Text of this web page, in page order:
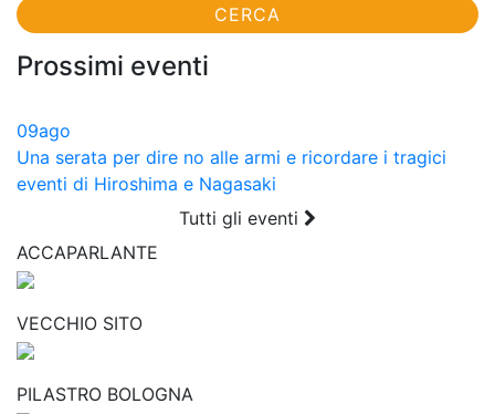
Prossimi eventi
09ago
Una serata per dire no alle armi e ricordare i tragici
eventi di Hiroshima e Nagasaki
Tutti gli eventi
ACCAPARLANTE
VECCHIO SITO
PILASTRO BOLOGNA